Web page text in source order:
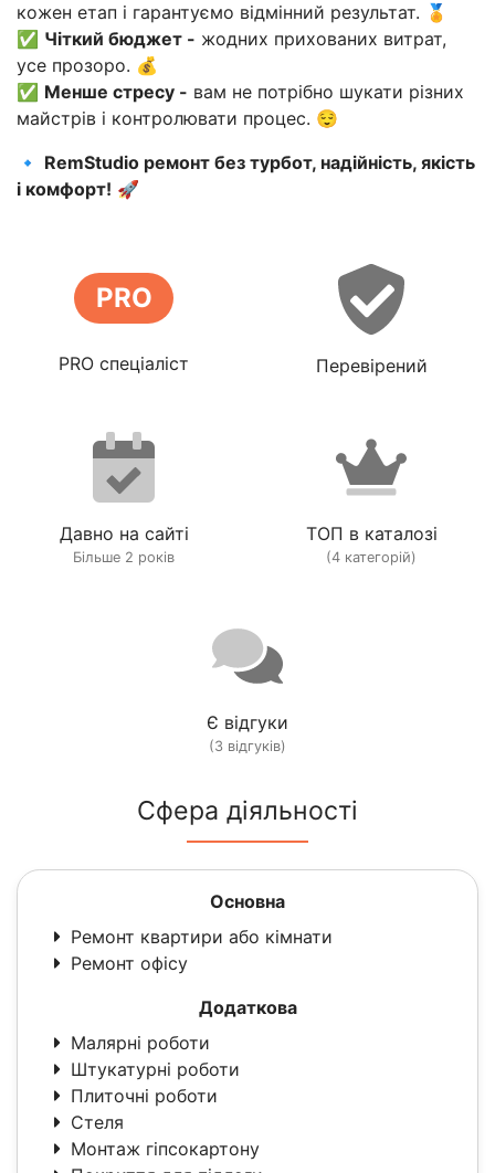
кожен етап і гарантуємо відмінний результат. 🏅
✅ Чіткий бюджет - жодних прихованих витрат,
усе прозоро. 💰
✅ Менше стресу - вам не потрібно шукати різних
майстрів і контролювати процес. 😌
🔹 RemStudio ремонт без турбот, надійність, якість
і комфорт! 🚀
PRO
PRO спеціаліст Перевірений
Давно на сайті
Більше 2 років
ТОП в каталозі
(4 категорій)
Є відгуки
(3 відгуків)
Сфера діяльності
Основна
Ремонт квартири або кімнати
Ремонт офісу
Додаткова
Малярні роботи
Штукатурні роботи
Плиточні роботи
Стеля
Монтаж гіпсокартону